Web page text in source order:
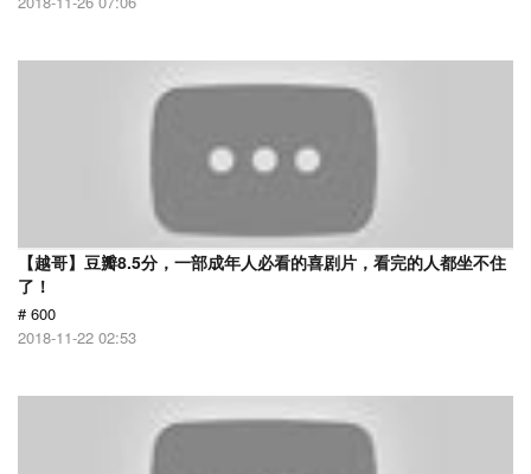
【越哥】豆瓣8.5分，一部成年人必看的喜剧片，看完的人都坐不住
了！
# 600
2018-11-22 02:53